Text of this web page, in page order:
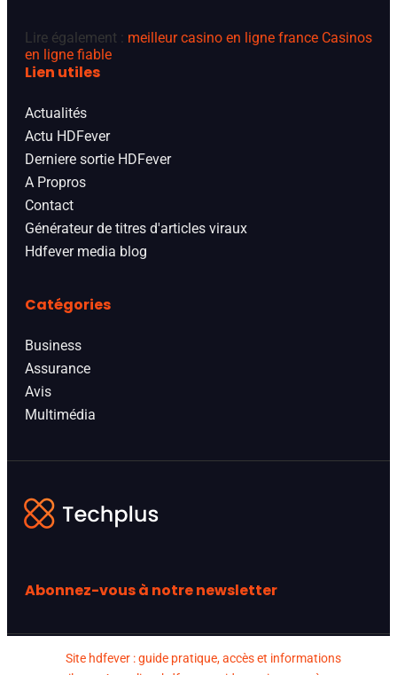
Lire également : meilleur casino en ligne france Casinos
en ligne fiable
Lien utiles
Actualités
Actu HDFever
Derniere sortie HDFever
A Propros
Contact
Générateur de titres d'articles viraux
Hdfever media blog
Catégories
Business
Assurance
Avis
Multimédia
Abonnez-vous à notre newsletter
Site hdfever : guide pratique, accès et informations